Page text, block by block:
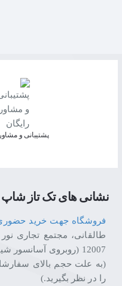
پشتیبانی و
نشانی های تک تاز
فروشگاه جهت خرید
طالقانی، مجتمع تجاری
12007 (روبروی آسانسور شیشه ای)
را در نظر بگیرید.)